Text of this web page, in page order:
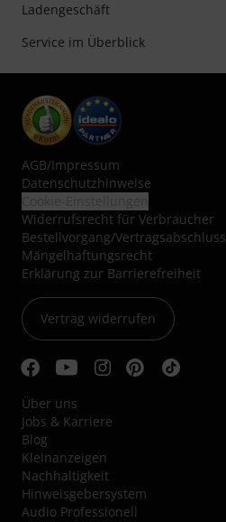
Ladengeschäft
Service im Überblick
AGB/Impressum
Datenschutzhinweise
Widerrufsrecht für Verbraucher
Bestellvorgang/Vertragsabschluss
Mängelhaftungsrecht
Erklärung zur Barrierefreiheit
Vertrag widerrufen
Über uns
Jobs & Karriere
Blog
Kleinanzeigen
Nachhaltigkeit
Hinweisgebersystem
Audio Professionell